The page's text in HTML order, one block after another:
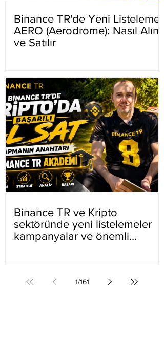
Binance TR'de Yeni Listeleme
AERO (Aerodrome): Nasıl Alınır
ve Satılır
Binance TR ve Kripto
sektöründe yeni listelemeler
kampanyalar ve önemli
1/161